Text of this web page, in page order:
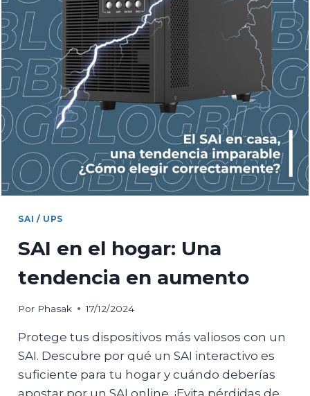
SAI / UPS
SAI en el hogar: Una
tendencia en aumento
Por Phasak 17/12/2024
Protege tus dispositivos más valiosos con un
SAI. Descubre por qué un SAI interactivo es
suficiente para tu hogar y cuándo deberías
apostar por un SAI online. ¡Evita pérdidas de